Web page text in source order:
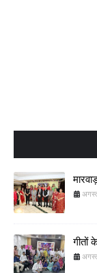
गीतों